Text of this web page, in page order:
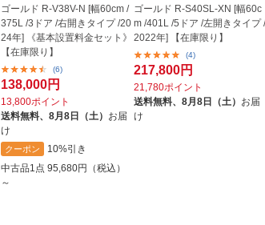
ゴールド R-V38V-N [幅60cm /
375L /3ドア /右開きタイプ /20
24年] 《基本設置料金セット》
【在庫限り】
(6)
138,000円
13,800ポイント
送料無料、 8月8日（土） お届
け
クーポン
10%引き
中古品1点 95,680円（税込）
～
ゴールド R-S40SL-XN [幅60c
m /401L /5ドア /左開きタイプ
2022年] 【在庫限り】
(4)
217,800円
21,780ポイント
送料無料、8月8日（土） お届
け